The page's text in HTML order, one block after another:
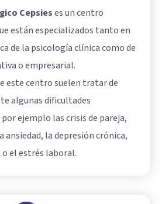
Cepsieses un centro
están especializados tanto en
de la psicología clínica como de
o empresarial.
este centro suelen tratar de
algunas dificultades
ejemplo las crisis de pareja,
la depresión crónica,
el estrés laboral.